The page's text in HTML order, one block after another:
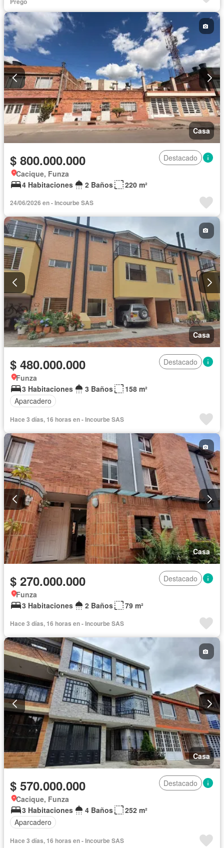
Casa
$ 800.000.000
Destacado
Cacique, Funza
4 Habitaciones
2 Baños 220 m²
24/06/2026 en - Incourbe SAS
Casa
$ 480.000.000
Destacado
Funza
3 Habitaciones
3 Baños
158 m²
Aparcadero
Hace 3 días, 16 horas en - Incourbe SAS
Casa
$ 270.000.000
Destacado
Funza
3 Habitaciones
2 Baños 79 m²
Hace 3 días, 16 horas en - Incourbe SAS
Casa
$ 570.000.000
Destacado
Cacique, Funza
3 Habitaciones
4 Baños
252 m²
Aparcadero
Hace 3 días, 16 horas en - Incourbe SAS